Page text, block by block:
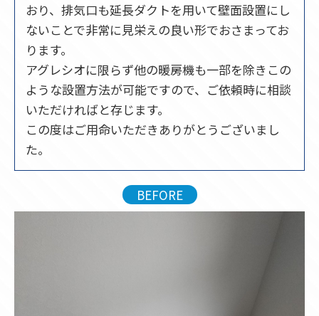
おり、排気口も延長ダクトを用いて壁面設置にし
ないことで非常に見栄えの良い形でおさまってお
ります。
アグレシオに限らず他の暖房機も一部を除きこの
ような設置方法が可能ですので、ご依頼時に相談
いただければと存じます。
この度はご用命いただきありがとうございまし
た。
BEFORE